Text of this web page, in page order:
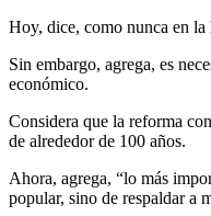
Hoy, dice, como nunca en la
Sin embargo, agrega, es
económico.
Considera que la reforma
de alrededor de 100 años.
Ahora, agrega, “lo más
popular, sino de respaldar a